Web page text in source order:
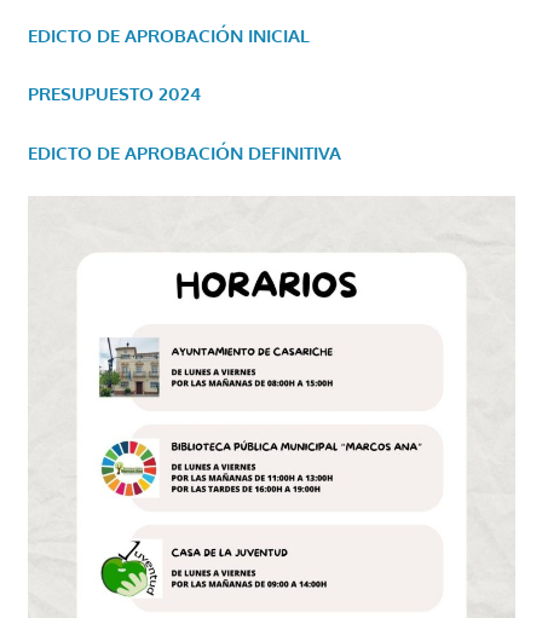
EDICTO DE APROBACIÓN INICIAL
PRESUPUESTO 2024
EDICTO DE APROBACIÓN DEFINITIVA